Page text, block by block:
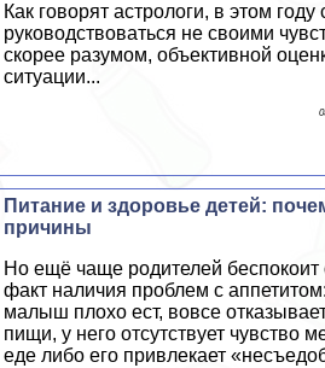
Как говорят астрологи, в этом году
руководствоваться не своими
скорее разумом, объективной
ситуации...
Питание и здоровье детей:
причины
Но ещё чаще родителей беспокоит
факт наличия проблем с
малыш плохо ест, вовсе
пищи, у него отсутствует чувство
еде либо его привлекает